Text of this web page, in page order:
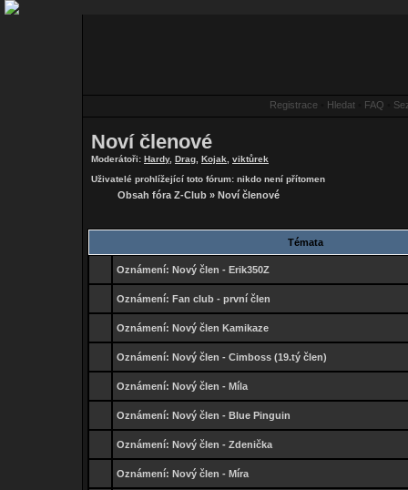
Registrace Hledat FAQ
Noví členové
Moderátoři: Hardy, Drag Kojak
viktůrek
Uživatelé prohlížející toto fórum: nikdo není přítomen
Obsah fóra Z-Club » Noví členové
Témata
Oznámení: Nový člen - Erik350Z
Oznámení: Fan club - první člen
Oznámení: Nový člen Kamikaze
Oznámení: Nový člen - Cimboss (19.tý člen)
Oznámení: Nový člen - Míla
Oznámení: Nový člen - Blue Pinguin
Oznámení: Nový člen - Zdenička
Oznámení: Nový člen - Míra